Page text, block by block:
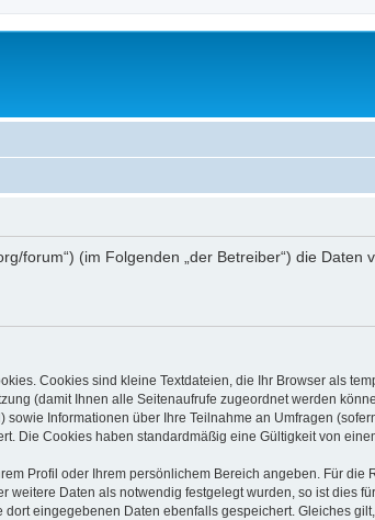
forum“) (im Folgenden „der Betreiber“) die
Cookies sind kleine Textdateien, die Ihr Browser als
(damit Ihnen alle Seitenaufrufe zugeordnet werden
Informationen über Ihre Teilnahme an Umfragen
Die Cookies haben standardmäßig eine Gültigkeit von
Profil oder Ihrem persönlichem Bereich angeben. Für die
Daten als notwendig festgelegt wurden, so ist dies
eingegebenen Daten ebenfalls gespeichert. Gleiches